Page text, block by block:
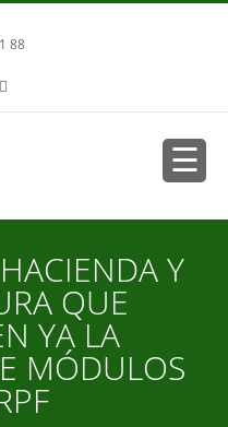
88
Y
QUE
YA LA
MÓDULOS